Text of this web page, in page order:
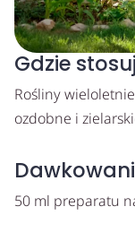
Gdzie
Rośliny
ozdobne i
50 ml preparatu